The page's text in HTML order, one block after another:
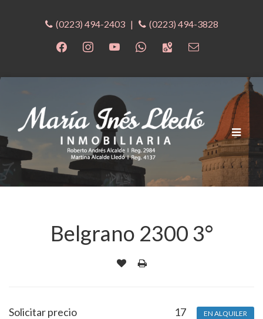
(0223) 494-2403| (0223) 494-3828
Belgrano 2300 3°
Solicitar precio 17 EN ALQUILER